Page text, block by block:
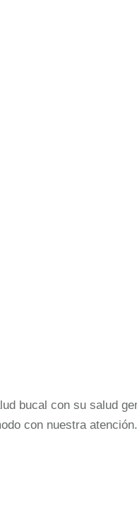
bucal con su salud
con nuestra atención.